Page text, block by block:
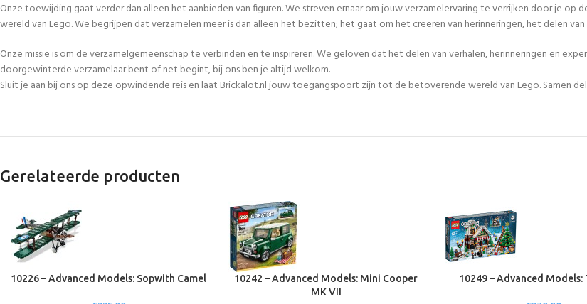
Onze toewijding gaat verder dan alleen het aanbieden van figuren. We streven ernaar om jouw verzamelervaring te verrijken door je op
wereld van Lego. We begrijpen dat verzamelen meer is dan alleen het bezitten; het gaat om het creëren van herinneringen, het delen
Onze missie is om de verzamelgemeenschap te verbinden en te inspireren. We geloven dat het delen van verhalen, herinneringen en
doorgewinterde verzamelaar bent of net begint, bij ons ben je altijd welkom.
Sluit je aan bij ons op deze opwindende reis en laat Brickalot.nl jouw toegangspoort zijn tot de betoverende wereld van Lego. Samen
Gerelateerde producten
10226 – Advanced Models: Sopwith Camel
10242 – Advanced Models: Mini Cooper
MK VII
10249 – Advanced Models: